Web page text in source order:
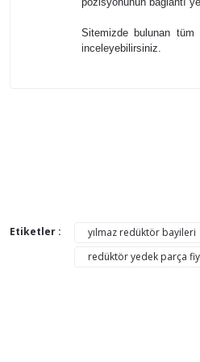
Sitemizde bulunan tüm
inceleyebilirsiniz.
Ürün bilgilerinde
Ürün fiyatı diğer
Etiketler : yılmaz redüktör bayileri
redüktör yedek parça